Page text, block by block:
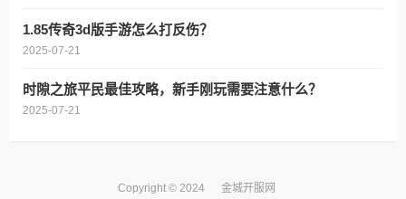
1.85传奇3d版手游怎么打反伤？
2025-07-21
时隙之旅平民最佳攻略，新手刚玩需要注意什么？
2025-07-21
Copyright © 2024 金城开服网